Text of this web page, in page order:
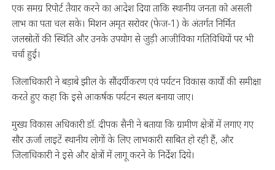
एक समग्र रिपोर्ट तैयार करने का आदेश दिया ताकि स्थानीय जनता को असली
लाभ का पता चल सके। मिशन अमृत सरोवर (फेज-1) के अंतर्गत निर्मित
जलस्रोतों की स्थिति और उनके उपयोग से जुड़ी आजीविका गतिविधियों पर भी
चर्चा हुई।
जिलाधिकारी ने बड़ाबे झील के सौंदर्यीकरण एवं पर्यटन विकास कार्यों की समीक्षा
करते हुए कहा कि इसे आकर्षक पर्यटन स्थल बनाया जाए।
मुख्य विकास अधिकारी डॉ. दीपक सैनी ने बताया कि ग्रामीण क्षेत्रों में लगाए गए
सौर ऊर्जा लाइटें स्थानीय लोगों के लिए लाभकारी साबित हो रही हैं, और
जिलाधिकारी ने इसे और क्षेत्रों में लागू करने के निर्देश दिये।